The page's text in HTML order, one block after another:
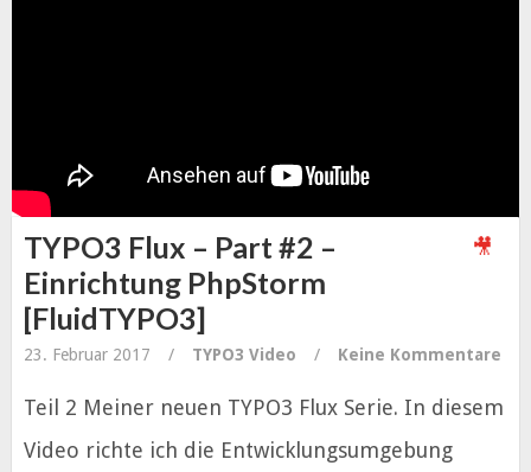
TYPO3 Flux – Part #2 –
Einrichtung PhpStorm
[FluidTYPO3]
23. Februar 2017 / TYPO3 Video / Keine Kommentare
Teil 2 Meiner neuen TYPO3 Flux Serie. In diesem
Video richte ich die Entwicklungsumgebung